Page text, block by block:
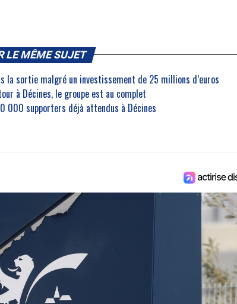
LE MÊME SUJET
la sortie malgré un investissement de 25 millions d’euros
à Décines, le groupe est au complet
000 supporters déjà attendus à Décines